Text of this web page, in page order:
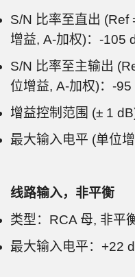
S/N 比率至直出 (Ref
增益, A-加权)：-105
S/N 比率至主输出
位增益, A-加权)：-95
增益控制范围 (± 1
最大输入电平 (单位
线路输入，非平衡
类型：RCA 母, 非平
最大输入电平：+22